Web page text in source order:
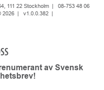
111 22 Stockholm | 08-753 48 06
2026 | v1.0.0.382
av Svensk